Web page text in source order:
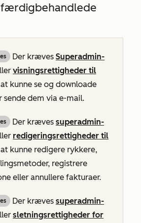
Der kræves Superadmin-
visningsrettigheder til
kunne se og downloade
sende dem via e-mail.
Der kræves superadmin-
redigeringsrettigheder til
kunne redigere rykkere,
registrere
eller annullere fakturaer.
Der kræves superadmin-
sletningsrettigheder for